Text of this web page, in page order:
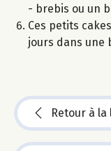
- brebis ou un
Ces petits
jours dans une
Retour à la